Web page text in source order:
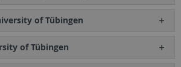
of Tübingen
of Tübingen